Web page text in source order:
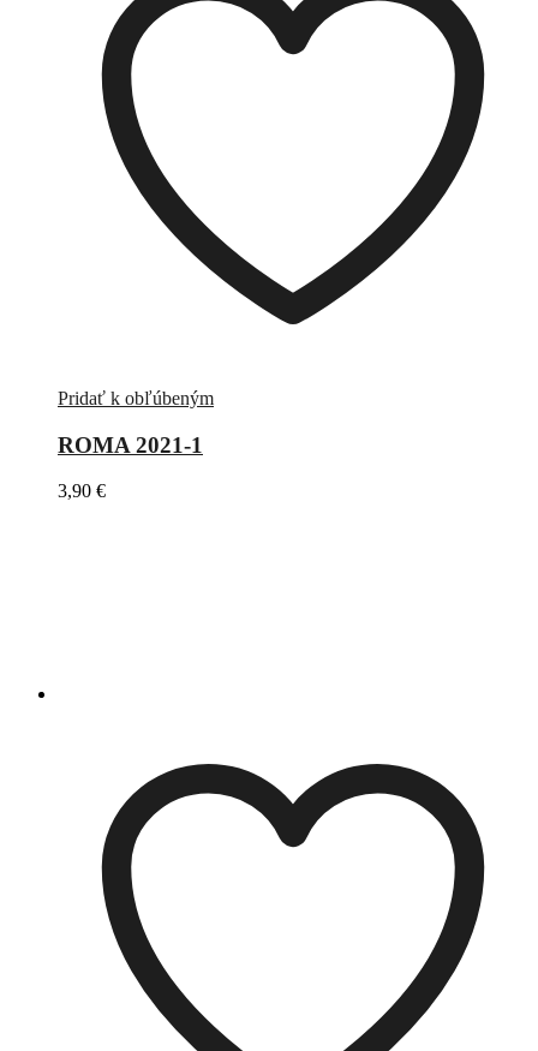
Pridať k obľúbeným
ROMA 2021-1
3,90 €